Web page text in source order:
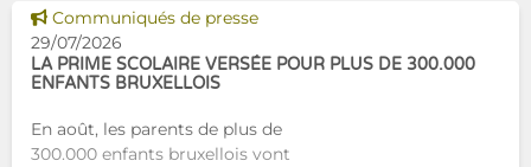
Tam-Tam apporte une réponse
concrète avec une formation
dest
Voir cette news
Communiqués de presse
29/07/2026
LA PRIME SCOLAIRE VERSÉE POUR PLUS DE 300.000
ENFANTS BRUXELLOIS
En août, les parents de plus de
300.000 enfants bruxellois vont